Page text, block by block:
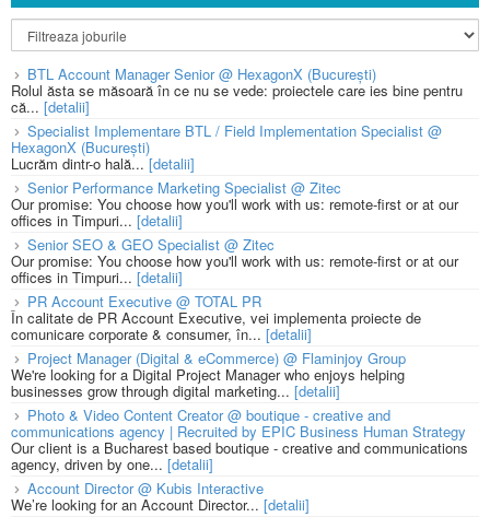
BTL Account Manager Senior @ HexagonX (București)
Rolul ăsta se măsoară în ce nu se vede: proiectele care ies bine pentru
că... [detalii]
Specialist Implementare BTL / Field Implementation Specialist @
HexagonX (București)
Lucrăm dintr-o hală...[detalii]
Senior Performance Marketing Specialist @ Zitec
Our promise: You choose how you'll work with us: remote-first or at our
offices in Timpuri... [detalii]
Senior SEO & GEO Specialist @ Zitec
Our promise: You choose how you'll work with us: remote-first or at our
offices in Timpuri... [detalii]
PR Account Executive @ TOTAL PR
În calitate de PR Account Executive, vei implementa proiecte de
comunicare corporate & consumer, în... [detalii]
Project Manager (Digital & eCommerce) @ Flaminjoy Group
We're looking for a Digital Project Manager who enjoys helping
businesses grow through digital marketing... [detalii]
Photo & Video Content Creator @ boutique - creative and
communications agency | Recruited by EPIC Business Human Strategy
Our client is a Bucharest based boutique - creative and communications
agency, driven by one... [detalii]
Account Director @ Kubis Interactive
We’re looking for an Account Director... [detalii]